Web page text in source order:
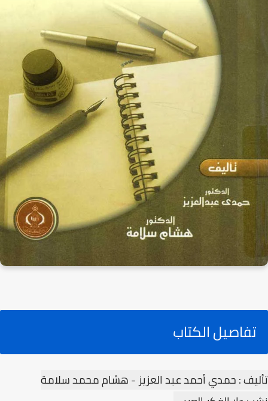
تفاصيل الكتاب
تأليف : حمدي أحمد عبد العزيز - هشام محمد سلامة